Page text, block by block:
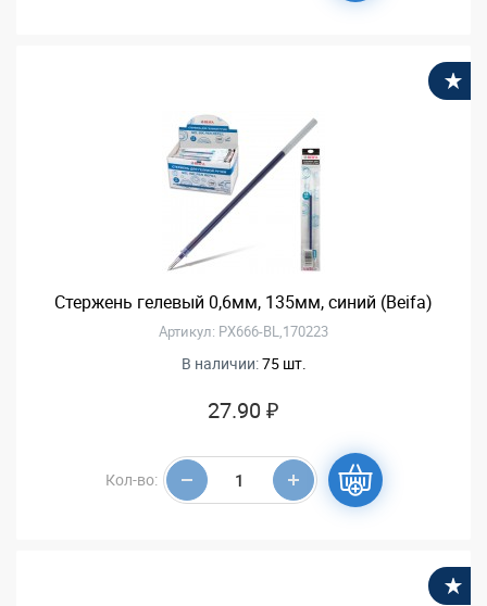
Стержень гелевый 0,6мм, 135мм, синий (Beifa)
Артикул: PX666-BL,170223
В наличии:75 шт.
27.90 ₽
Кол-во: